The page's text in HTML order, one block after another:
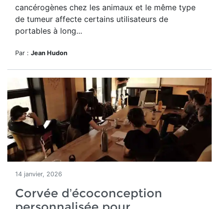
cancérogènes chez les animaux et le même type
de tumeur affecte certains utilisateurs de
portables à long...
Par : Jean Hudon
14 janvier, 2026
Corvée d’écoconception